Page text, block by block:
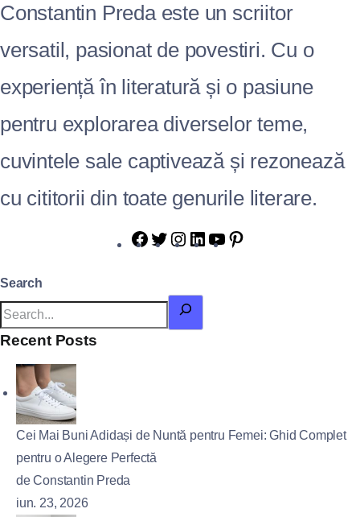
Constantin Preda este un scriitor
versatil, pasionat de povestiri. Cu o
experiență în literatură și o pasiune
pentru explorarea diverselor teme,
cuvintele sale captivează și rezonează
cu cititorii din toate genurile literare.
Search
Recent Posts
Cei Mai Buni Adidași de Nuntă pentru Femei: Ghid Complet
pentru o Alegere Perfectă
de Constantin Preda
iun. 23, 2026